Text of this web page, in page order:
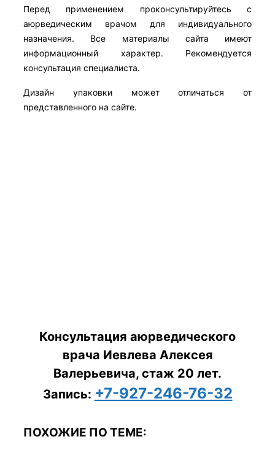
Перед применением проконсультируйтесь с
аюрведическим врачом для индивидуального
назначения. Все материалы сайта имеют
информационный характер. Рекомендуется
консультация специалиста.
Дизайн упаковки может отличаться от
представленного на сайте.
Консультация аюрведического
врача Иевлева Алексея
Валерьевича, стаж 20 лет.
Запись: +7-927-246-76-32
ПОХОЖИЕ ПО ТЕМЕ: